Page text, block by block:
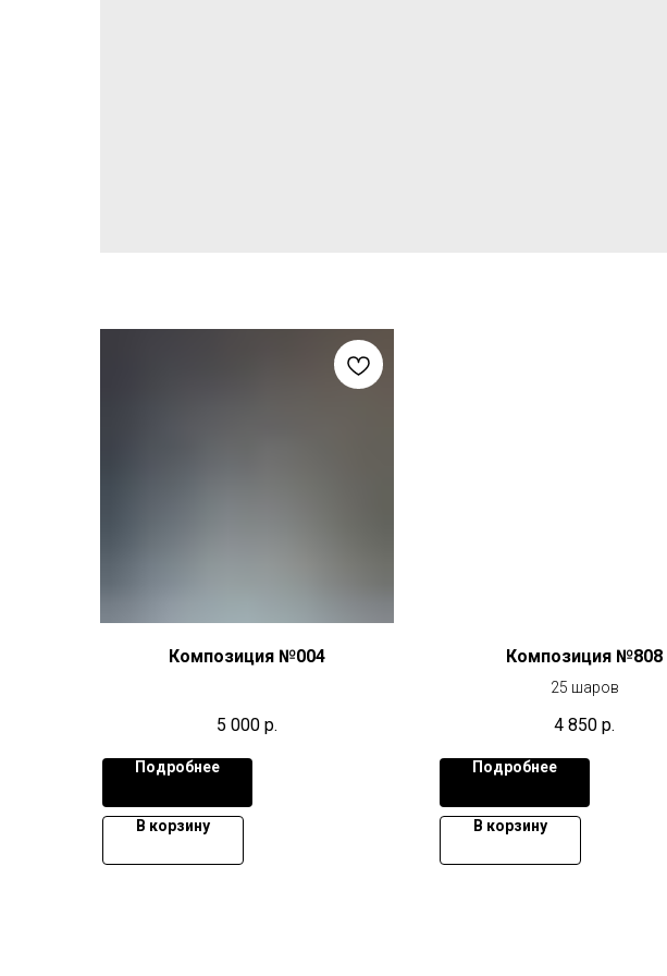
Композиция №004
5 000 р.
Подробнее
В корзину
Композиция №808
25 шаров
4 850 р.
Подробнее
В корзину